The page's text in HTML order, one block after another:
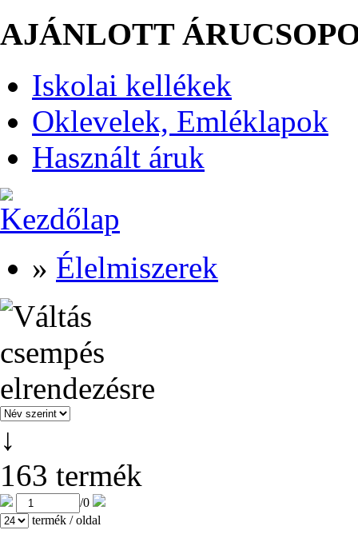
AJÁNLOTT
Iskolai kellékek
Oklevelek, Emléklapok
Használt áruk
» Élelmiszerek
↓
163 termék
/0
termék / oldal